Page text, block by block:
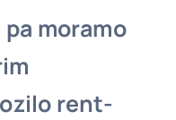
moramo
rent-